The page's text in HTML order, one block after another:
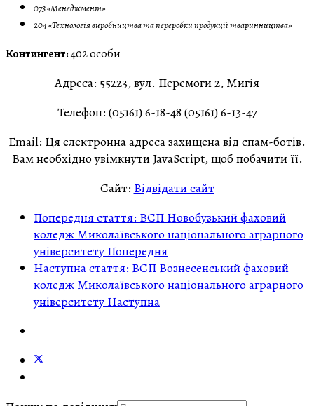
073 «Менеджмент»
204 «Технологія виробництва та переробки продукції тваринництва»
Контингент:402 особи
Адреса: 55223, вул. Перемоги 2, Мигія
Телефон: (05161) 6-18-48 (05161) 6-13-47
Email: Ця електронна адреса захищена від спам-ботів.
Вам необхідно увімкнути JavaScript, щоб побачити її.
Сайт: Відвідати сайт
Попередня стаття: ВСП Новобузький фаховий
коледж Миколаївського національного аграрного
університету Попередня
Наступна стаття: ВСП Вознесенський фаховий
коледж Миколаївського національного аграрного
університету Наступна